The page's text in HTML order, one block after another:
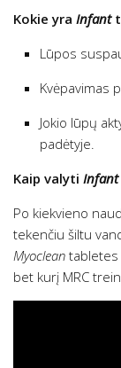
Kokie yra Infant
Lūpos
Kvėpavimas
Jokio lūpų
padėtyje.
Kaip valyti Infant
Po kiekvieno
tekenčiu šiltu
Myoclean tabletes
bet kurį MRC